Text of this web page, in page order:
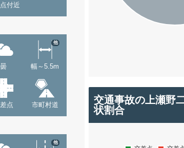
付近
曇 幅～5.5m
他
点 市町村道
他
交通事故の上瀬野
状割合